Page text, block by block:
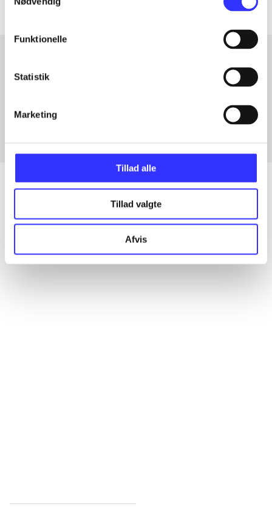
Funktionelle
Statistik
Marketing
Tillad alle
Tillad valgte
Afvis
Artikler med samme emner
Artikler
Alle registrerede artikler fordelt på udgivelser